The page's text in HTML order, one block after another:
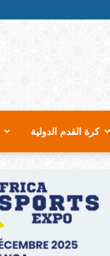
كرة القدم الدولية